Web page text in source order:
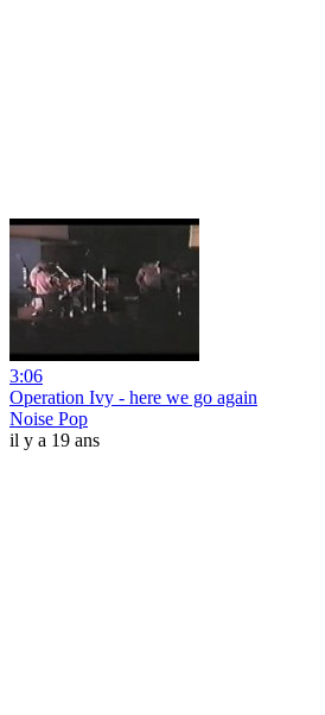
3:06
Operation Ivy - here we go again
Noise Pop
il y a 19 ans